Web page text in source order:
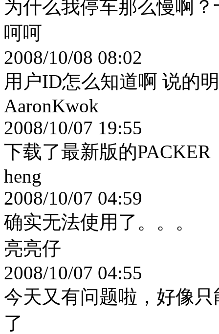
为什么我停车那么慢啊
呵呵
2008/10/08 08:02
用户ID怎么知道啊 说的
AaronKwok
2008/10/07 19:55
下载了最新版的
heng
2008/10/07 04:59
确实无法使用了。。。
亮亮仔
2008/10/07 04:55
今天又有问题啦，好像
了